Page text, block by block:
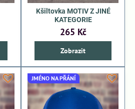
Kšiltovka MOTIV Z JINÉ
KATEGORIE
265 Kč
Zobrazit
JMÉNO NA PŘÁNÍ